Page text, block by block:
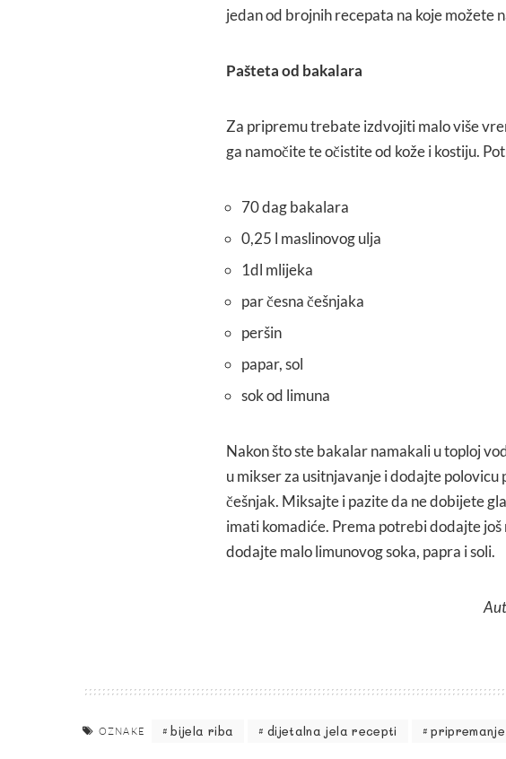
jedan od brojnih recepata na koje možete
Pašteta od bakalara
Za pripremu trebate izdvojiti malo više
ga namočite te očistite od kože i kostiju.
70 dag bakalara
0,25 l maslinovog ulja
1dl mlijeka
par česna češnjaka
peršin
papar, sol
sok od limuna
Nakon što ste bakalar namakali u toploj
u mikser za usitnjavanje i dodajte
češnjak. Miksajte i pazite da ne dobijete
imati komadiće. Prema potrebi dodajte
dodajte malo limunovog soka, papra i soli.
OZNAKE bijela riba dijetalna jela recepti